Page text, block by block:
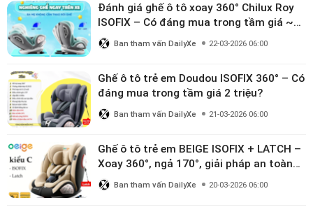
Đánh giá ghế ô tô xoay 360° Chilux Roy
ISOFIX – Có đáng mua trong tầm giá ~3
triệu
Ban tham vấn DailyXe 22-03-2026 06:00
Ghế ô tô trẻ em Doudou ISOFIX 360° – Có
đáng mua trong tầm giá 2 triệu?
Ban tham vấn DailyXe 21-03-2026 06:00
Ghế ô tô trẻ em BEIGE ISOFIX + LATCH –
Xoay 360°, ngả 170°, giải pháp an toàn
linh hoạt cho bé 0–10 tuổi
Ban tham vấn DailyXe 20-03-2026 06:00